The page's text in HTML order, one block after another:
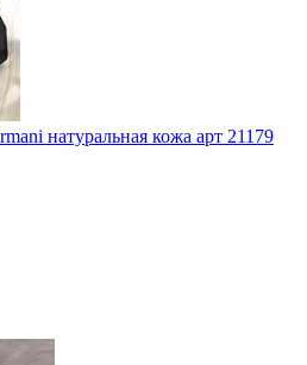
натуральная кожа арт 21179